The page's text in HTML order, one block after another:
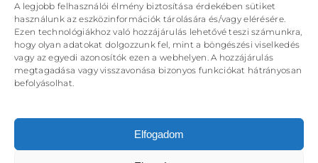
A legjobb felhasználói élmény biztosítása érdekében sütiket
használunk az eszközinformációk tárolására és/vagy elérésére.
Ezen technológiákhoz való hozzájárulás lehetővé teszi számunkra,
hogy olyan adatokat dolgozzunk fel, mint a böngészési viselkedés
vagy az egyedi azonosítók ezen a webhelyen. A hozzájárulás
megtagadása vagy visszavonása bizonyos funkciókat hátrányosan
befolyásolhat.
Elfogadom
A Déryné Program kultúrstratégiai intézménye a
Nemzeti Színház.